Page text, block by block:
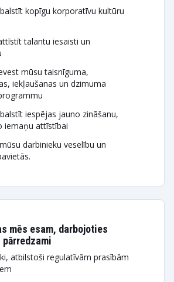
kopīgu korporatīvu kultūru
talantu iesaisti un
mūsu taisnīguma,
iekļaušanas un dzimuma
iespējas jauno zināšanu,
iemaņu attīstībai
darbinieku veselību un
mēs esam, darbojoties
atbilstoši regulatīvām prasībām